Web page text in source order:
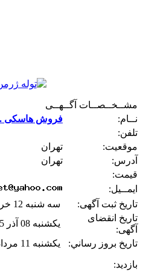
مشــخــصــات آگــهــی
نــام:
فروش هاسکی
تلفن:
موقعیت:
تهران
آدرس:
تهران
قیمت:
ایمــیل:
تاریخ ثبت آگهی:
سه شنبه 12 خرداد 1405
تاریخ انقضای
آگهی:
یکشنبه 08 آذر 1405
تاريخ بروز رساني:
یکشنبه 11 مرداد 1405
بازديد: